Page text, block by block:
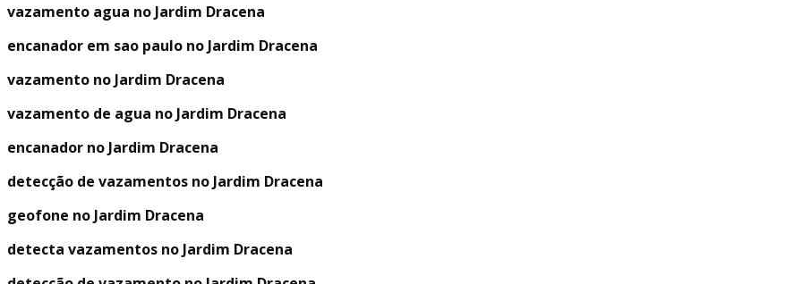
vazamento agua no Jardim Dracena
encanador em sao paulo no Jardim Dracena
vazamento no Jardim Dracena
vazamento de agua no Jardim Dracena
encanador no Jardim Dracena
detecção de vazamentos no Jardim Dracena
geofone no Jardim Dracena
detecta vazamentos no Jardim Dracena